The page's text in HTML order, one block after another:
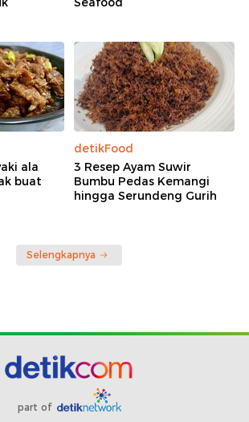
ala
buat
detikFood
3 Resep Ayam Suwir
Bumbu Pedas Kemangi
hingga Serundeng Gurih
Selengkapnya
part of